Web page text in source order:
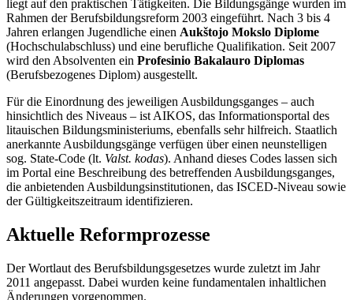
liegt auf den praktischen Tätigkeiten. Die Bildungsgänge wurden im
Rahmen der Berufsbildungsreform 2003 eingeführt. Nach 3 bis 4
Jahren erlangen Jugendliche einen Aukštojo Mokslo Diplome
(Hochschulabschluss) und eine berufliche Qualifikation. Seit 2007
wird den Absolventen ein Profesinio Bakalauro Diplomas
(Berufsbezogenes Diplom) ausgestellt.
Für die Einordnung des jeweiligen Ausbildungsganges – auch
hinsichtlich des Niveaus – ist AIKOS, das Informationsportal des
litauischen Bildungsministeriums, ebenfalls sehr hilfreich. Staatlich
anerkannte Ausbildungsgänge verfügen über einen neunstelligen
sog. State-Code (lt. Valst. kodas). Anhand dieses Codes lassen sich
im Portal eine Beschreibung des betreffenden Ausbildungsganges,
die anbietenden Ausbildungsinstitutionen, das ISCED-Niveau sowie
der Gültigkeitszeitraum identifizieren.
Aktuelle Reformprozesse
Der Wortlaut des Berufsbildungsgesetzes wurde zuletzt im Jahr
2011 angepasst. Dabei wurden keine fundamentalen inhaltlichen
Änderungen vorgenommen.